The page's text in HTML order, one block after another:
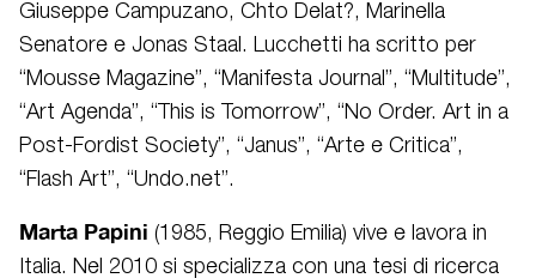
Giuseppe Campuzano, Chto Delat?, Marinella
Senatore e Jonas Staal. Lucchetti ha scritto per
“Mousse Magazine”, “Manifesta Journal”, “Multitude”,
“Art Agenda”, “This is Tomorrow”, “No Order. Art in a
Post-Fordist Society”, “Janus”, “Arte e Critica”,
“Flash Art”, “Undo.net”.
Marta Papini (1985, Reggio Emilia) vive e lavora in
Italia. Nel 2010 si specializza con una tesi di ricerca